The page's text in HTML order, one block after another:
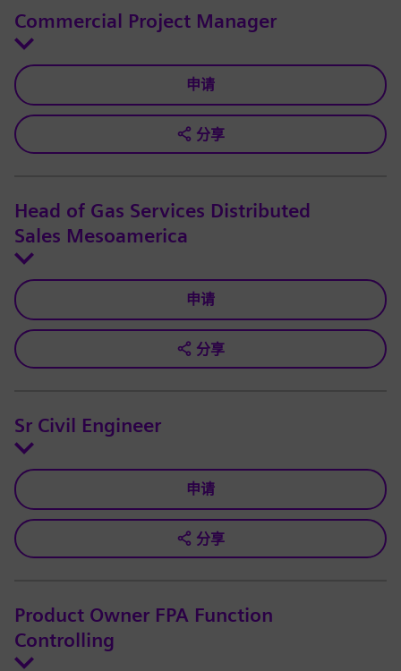
Commercial Project Manager
申请
分享
Head of Gas Services Distributed
Sales Mesoamerica
申请
分享
Sr Civil Engineer
申请
分享
Product Owner FPA Function
Controlling